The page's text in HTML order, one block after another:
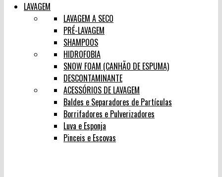
LAVAGEM
LAVAGEM A SECO
PRÉ-LAVAGEM
SHAMPOOS
HIDROFOBIA
SNOW FOAM (CANHÃO DE ESPUMA)
DESCONTAMINANTE
ACESSÓRIOS DE LAVAGEM
Baldes e Separadores de Partículas
Borrifadores e Pulverizadores
Luva e Esponja
Pinceis e Escovas